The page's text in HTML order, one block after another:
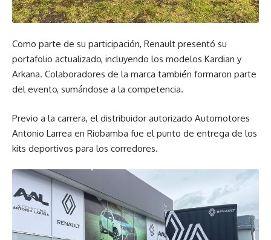
Como parte de su participación, Renault presentó su
portafolio actualizado, incluyendo los modelos Kardian y
Arkana. Colaboradores de la marca también formaron parte
del evento, sumándose a la competencia.
Previo a la carrera, el distribuidor autorizado Automotores
Antonio Larrea en Riobamba fue el punto de entrega de los
kits deportivos para los corredores.